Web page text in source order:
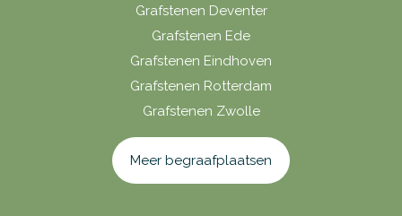
Grafstenen Deventer
Grafstenen Ede
Grafstenen Eindhoven
Grafstenen Rotterdam
Grafstenen Zwolle
Meer begraafplaatsen